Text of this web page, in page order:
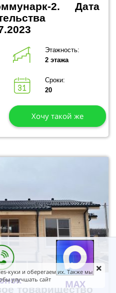
MAX
2. Дата
Этажность:
2 этажа
Сроки:
20
Хочу такой же
товарищество
куки и оберегаем их. Также мы
улучшать сайт